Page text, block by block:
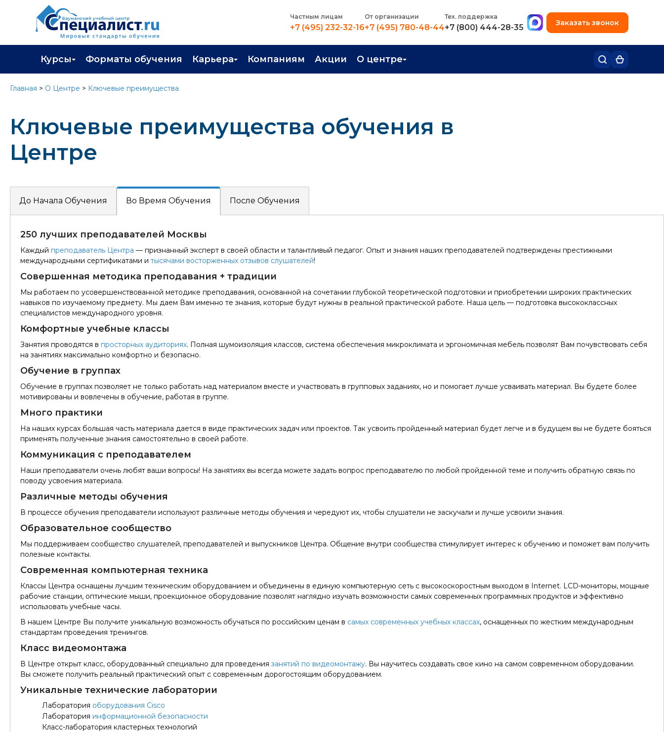
Частным лицам
+7 (495) 232-32-16
От организации
+7 (495) 780-48-44
Тех. поддержка
+7 (800) 444-28-35
+7 (495) 780-48-49
Заказать звонок
Курсы
Каталог курсов
Профессиональная переподготовка
Программа лояльности
Форматы обучения Карьера
Трудоустройство
Компаниям Акции О центре
О центре
Главная > О Центре > Ключевые преимущества
Ключевые преимущества обучения в
Центре
До Начала Обучения Во Время Обучения После Обучения
250 лучших преподавателей Москвы
Каждый преподаватель Центра — признанный эксперт в своей области и талантливый педагог. Опыт и знания наших преподавателей подтверждены престижными
международными сертификатами и тысячами восторженных отзывов слушателей!
Совершенная методика преподавания + традиции
Мы работаем по усовершенствованной методике преподавания, основанной на сочетании глубокой теоретической подготовки и приобретении широких практических
навыков по изучаемому предмету. Мы даем Вам именно те знания, которые будут нужны в реальной практической работе. Наша цель — подготовка высококлассных
специалистов международного уровня.
Комфортные учебные классы
Занятия проводятся в просторных аудиториях. Полная шумоизоляция классов, система обеспечения микроклимата и эргономичная мебель позволят Вам почувствовать себя
на занятиях максимально комфортно и безопасно.
Обучение в группах
Обучение в группах позволяет не только работать над материалом вместе и участвовать в групповых заданиях, но и помогает лучше усваивать материал. Вы будете более
мотивированы и вовлечены в обучение, работая в группе.
Много практики
На наших курсах большая часть материала дается в виде практических задач или проектов. Так усвоить пройденный материал будет легче и в будущем вы не будете бояться
применять полученные знания самостоятельно в своей работе.
Коммуникация с преподавателем
Наши преподаватели очень любят ваши вопросы! На занятиях вы всегда можете задать вопрос преподавателю по любой пройденной теме и получить обратную связь по
поводу усвоения материала.
Различные методы обучения
В процессе обучения преподаватели используют различные методы обучения и чередуют их, чтобы слушатели не заскучали и лучше усвоили знания.
Образовательное сообщество
Мы поддерживаем сообщество слушателей, преподавателей и выпускников Центра. Общение внутри сообщества стимулирует интерес к обучению и поможет вам получить
полезные контакты.
Современная компьютерная техника
Классы Центра оснащены лучшим техническим оборудованием и объединены в единую компьютерную сеть с высокоскоростным выходом в Internet. LCD-мониторы, мощные
рабочие станции, оптические мыши, проекционное оборудование позволят наглядно изучать возможности самых современных программных продуктов и эффективно
использовать учебные часы.
В нашем Центре Вы получите уникальную возможность обучаться по российским ценам в самых современных учебных классах, оснащенных по жестким международным
стандартам проведения тренингов.
Класс видеомонтажа
В Центре открыт класс, оборудованный специально для проведения занятий по видеомонтажу. Вы научитесь создавать свое кино на самом современном оборудовании.
Вы сможете получить реальный практический опыт с современным дорогостоящим оборудованием.
Уникальные технические лаборатории
Лаборатория оборудования Cisco
Лаборатория информационной безопасности
Класс-лаборатория кластерных технологий